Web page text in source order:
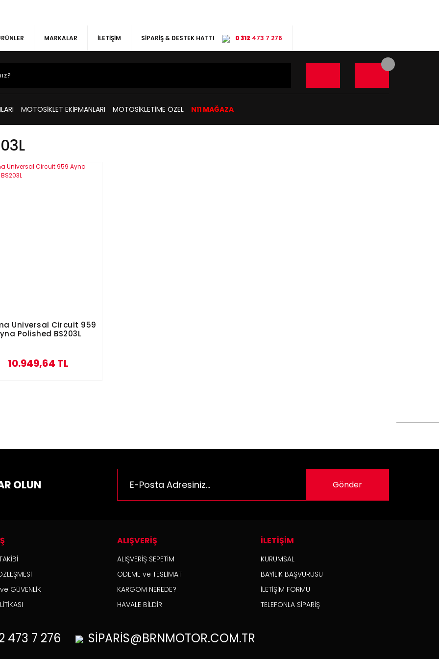
MARKALAR İLETİŞİM SİPARİŞ & DESTEK HATTI 0 312 473 7 276
MOTOSİKLET EKİPMANLARI MOTOSİKLETİME ÖZEL N11 MAĞAZA
Universal Circuit 959
Polished BS203L
10.949,64 TL
OLUN Gönder
GÜVENLİK
ALIŞVERİŞ
ALIŞVERİŞ SEPETİM
ÖDEME ve TESLİMAT
KARGOM NEREDE?
HAVALE BİLDİR
İLETİŞİM
KURUMSAL
BAYİLİK BAŞVURUSU
İLETİŞİM FORMU
TELEFONLA SİPARİŞ
473 7 276 SİPARİS@BRNMOTOR.COM.TR